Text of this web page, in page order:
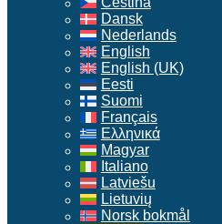
Dansk
Nederlands
English
English (UK)
Eesti
Suomi
Français
Ελληνικά
Magyar
Italiano
Latviešu
Lietuvių
Norsk bokmål